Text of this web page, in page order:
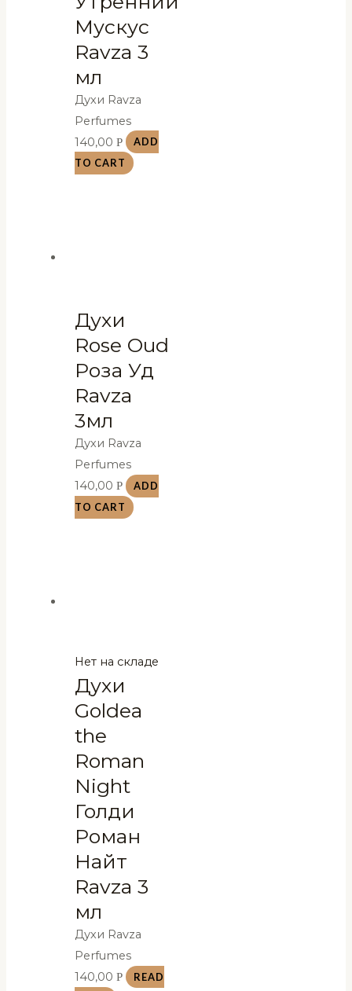
Мускус
Ravza 3
мл
Духи Ravza
Perfumes
140,00Р
ADD
TO CART
Духи
Rose Oud
Роза Уд
Ravza
3мл
Духи Ravza
Perfumes
140,00Р
ADD
TO CART
Нет на складе
Духи
Goldea
the
Roman
Night
Голди
Роман
Найт
Ravza 3
мл
Духи Ravza
Perfumes
140,00Р
READ